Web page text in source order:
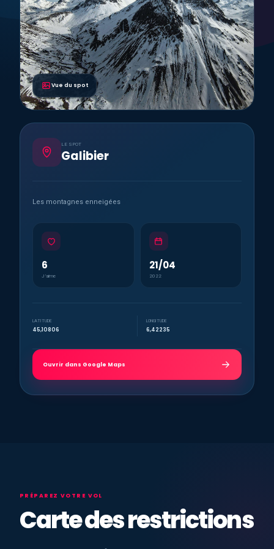
Vue du spot
LE SPOT
Galibier
Les montagnes enneigées
6
J’aime
21/04
2022
LATITUDE
45,10806
LONGITUDE
6,42235
Ouvrir dans Google Maps
PRÉPAREZ VOTRE VOL
Carte des restrictions